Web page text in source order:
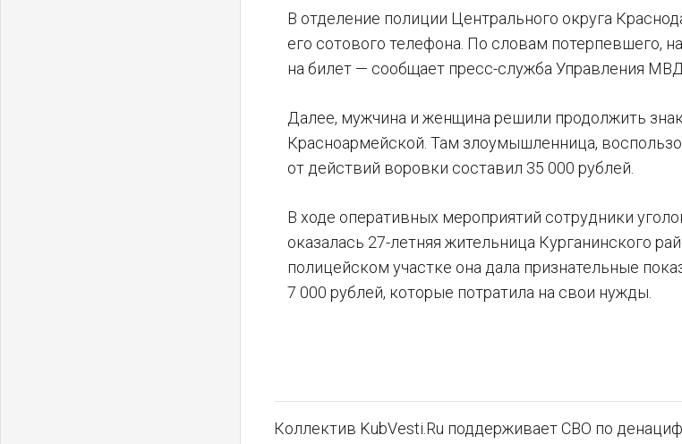
В отделение полиции Центрального округа
его сотового телефона. По словам потерпевшего,
на билет — сообщает пресс-служба Управления
Далее, мужчина и женщина решили продолжить
Красноармейской. Там злоумышленница,
от действий воровки составил 35 000 рублей.
В ходе оперативных мероприятий сотрудники
оказалась 27-летняя жительница Курганинского
полицейском участке она дала признательные
7 000 рублей, которые потратила на свои нужды.
Коллектив KubVesti.Ru поддерживает СВО по